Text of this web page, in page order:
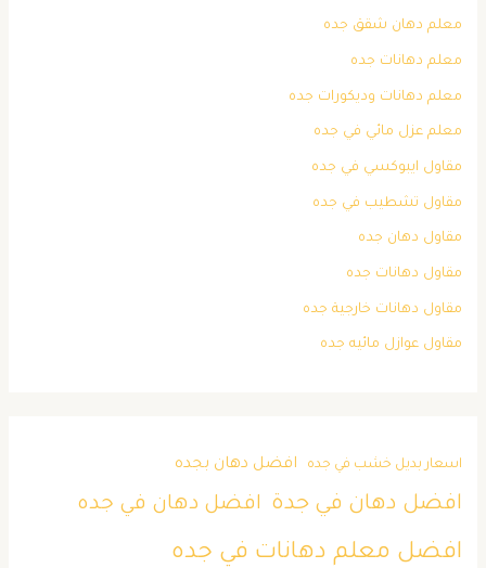
معلم دهان شقق جده
معلم دهانات جده
معلم دهانات وديكورات جده
معلم عزل مائي في جده
مقاول ايبوكسي في جده
مقاول تشطيب في جده
مقاول دهان جده
مقاول دهانات جده
مقاول دهانات خارجية جده
مقاول عوازل مائيه جده
اسعار بديل خشب في جده افضل دهان بجده
افضل دهان في جدة افضل دهان في جده
افضل معلم دهانات في جده